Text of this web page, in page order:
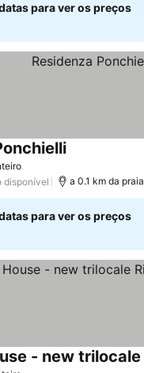
para ver os preços
disponível a 0.1 km da praia
para ver os preços